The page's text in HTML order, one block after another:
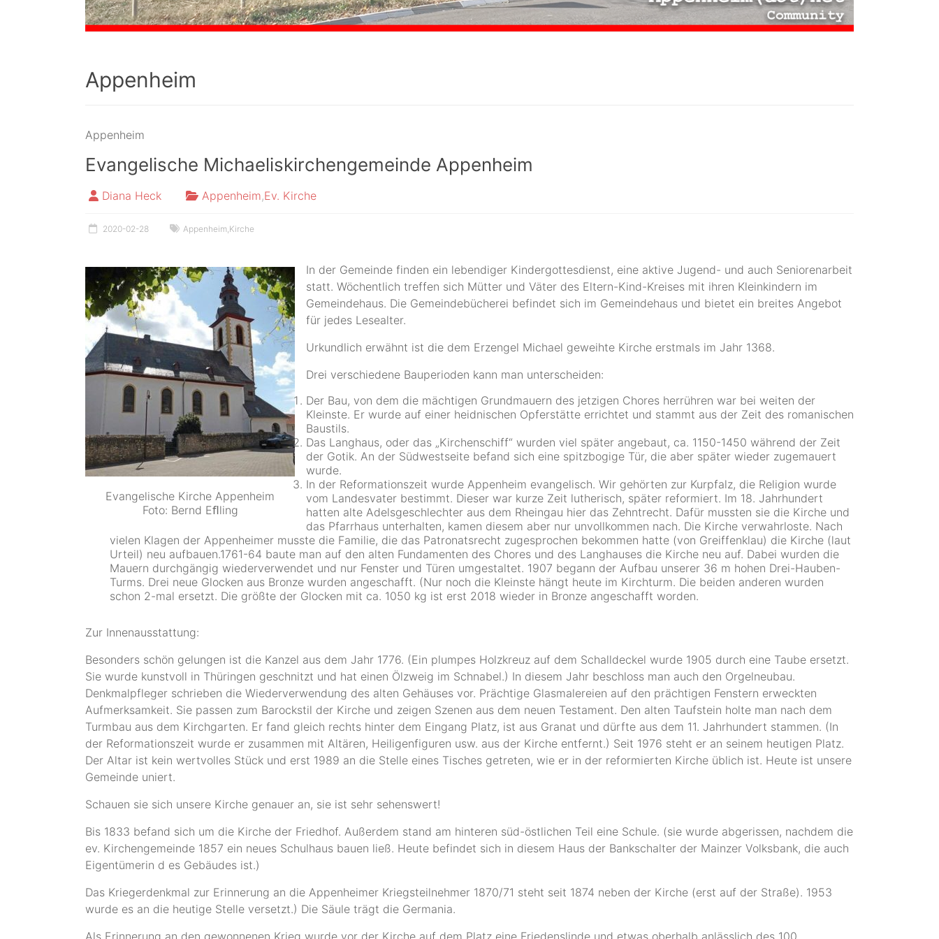
Appenheim
Appenheim
Evangelische Michaeliskirchengemeinde Appenheim
Diana Heck Appenheim,Ev. Kirche
2020-02-28 Appenheim Kirche
Evangelische Kirche Appenheim
Foto: Bernd Eﬂling
In der Gemeinde finden ein lebendiger Kindergottesdienst, eine aktive Jugend- und auch Seniorenarbeit
statt. Wöchentlich treffen sich Mütter und Väter des Eltern-Kind-Kreises mit ihren Kleinkindern im
Gemeindehaus. Die Gemeindebücherei befindet sich im Gemeindehaus und bietet ein breites Angebot
für jedes Lesealter.
Urkundlich erwähnt ist die dem Erzengel Michael geweihte Kirche erstmals im Jahr 1368.
Drei verschiedene Bauperioden kann man unterscheiden:
Der Bau, von dem die mächtigen Grundmauern des jetzigen Chores herrühren war bei weiten der
Kleinste. Er wurde auf einer heidnischen Opferstätte errichtet und stammt aus der Zeit des romanischen
Baustils.
Das Langhaus, oder das „Kirchenschiff“ wurden viel später angebaut, ca. 1150-1450 während der Zeit
der Gotik. An der Südwestseite befand sich eine spitzbogige Tür, die aber später wieder zugemauert
wurde.
In der Reformationszeit wurde Appenheim evangelisch. Wir gehörten zur Kurpfalz, die Religion wurde
vom Landesvater bestimmt. Dieser war kurze Zeit lutherisch, später reformiert. Im 18. Jahrhundert
hatten alte Adelsgeschlechter aus dem Rheingau hier das Zehntrecht. Dafür mussten sie die Kirche und
das Pfarrhaus unterhalten, kamen diesem aber nur unvollkommen nach. Die Kirche verwahrloste. Nach
vielen Klagen der Appenheimer musste die Familie, die das Patronatsrecht zugesprochen bekommen hatte (von Greiffenklau) die Kirche (laut
Urteil) neu aufbauen.1761-64 baute man auf den alten Fundamenten des Chores und des Langhauses die Kirche neu auf. Dabei wurden die
Mauern durchgängig wiederverwendet und nur Fenster und Türen umgestaltet. 1907 begann der Aufbau unserer 36 m hohen Drei-Hauben-
Turms. Drei neue Glocken aus Bronze wurden angeschafft. (Nur noch die Kleinste hängt heute im Kirchturm. Die beiden anderen wurden
schon 2-mal ersetzt. Die größte der Glocken mit ca. 1050 kg ist erst 2018 wieder in Bronze angeschafft worden.
Zur Innenausstattung:
Besonders schön gelungen ist die Kanzel aus dem Jahr 1776. (Ein plumpes Holzkreuz auf dem Schalldeckel wurde 1905 durch eine Taube ersetzt.
Sie wurde kunstvoll in Thüringen geschnitzt und hat einen Ölzweig im Schnabel.) In diesem Jahr beschloss man auch den Orgelneubau.
Denkmalpfleger schrieben die Wiederverwendung des alten Gehäuses vor. Prächtige Glasmalereien auf den prächtigen Fenstern erweckten
Aufmerksamkeit. Sie passen zum Barockstil der Kirche und zeigen Szenen aus dem neuen Testament. Den alten Taufstein holte man nach dem
Turmbau aus dem Kirchgarten. Er fand gleich rechts hinter dem Eingang Platz, ist aus Granat und dürfte aus dem 11. Jahrhundert stammen. (In
der Reformationszeit wurde er zusammen mit Altären, Heiligenfiguren usw. aus der Kirche entfernt.) Seit 1976 steht er an seinem heutigen Platz.
Der Altar ist kein wertvolles Stück und erst 1989 an die Stelle eines Tisches getreten, wie er in der reformierten Kirche üblich ist. Heute ist unsere
Gemeinde uniert.
Schauen sie sich unsere Kirche genauer an, sie ist sehr sehenswert!
Bis 1833 befand sich um die Kirche der Friedhof. Außerdem stand am hinteren süd-östlichen Teil eine Schule. (sie wurde abgerissen, nachdem die
ev. Kirchengemeinde 1857 ein neues Schulhaus bauen ließ. Heute befindet sich in diesem Haus der Bankschalter der Mainzer Volksbank, die auch
Eigentümerin d es Gebäudes ist.)
Das Kriegerdenkmal zur Erinnerung an die Appenheimer Kriegsteilnehmer 1870/71 steht seit 1874 neben der Kirche (erst auf der Straße). 1953
wurde es an die heutige Stelle versetzt.) Die Säule trägt die Germania.
Als Erinnerung an den gewonnenen Krieg wurde vor der Kirche auf dem Platz eine Friedenslinde und etwas oberhalb anlässlich des 100.